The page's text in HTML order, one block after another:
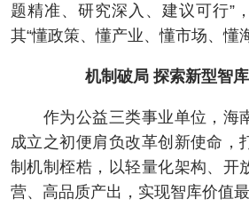
题精准、研究深入、建议可行”
其“懂政策、懂产业、懂市场、懂海
机制破局 探索新型智
作为公益三类事业单位，海
成立之初便肩负改革创新使命，
制机制桎梏，以轻量化架构、开
营、高品质产出，实现智库价值最